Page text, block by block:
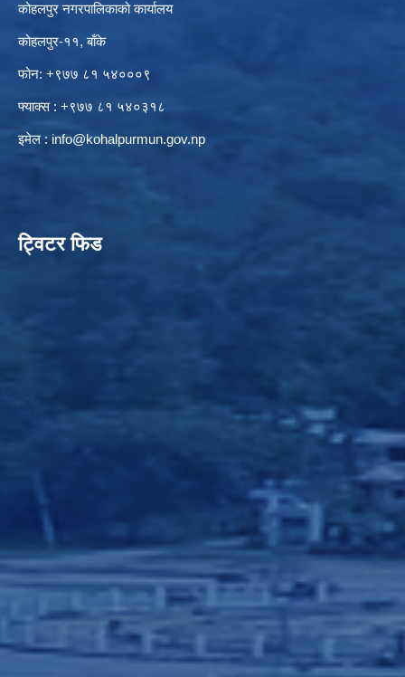
कोहलपुर नगरपालिकाको कार्यालय
कोहलपुर-११, बाँके
फोन: +९७७ ८१ ५४०००९
फ्याक्स : +९७७ ८१ ५४०३१८
इमेल : info@kohalpurmun.gov.np
ट्विटर फिड